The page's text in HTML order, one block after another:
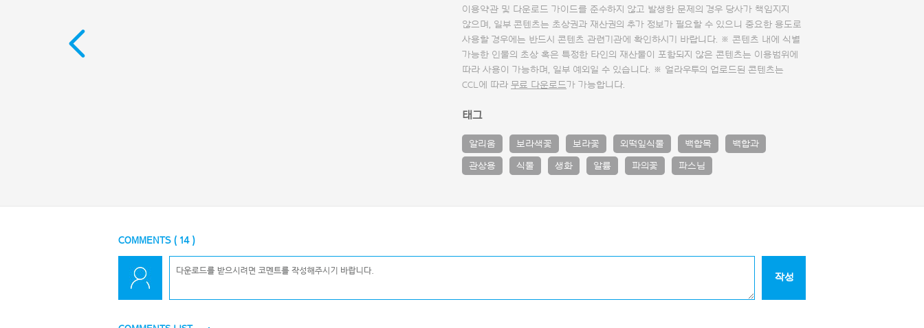
이용약관 및 다운로드 가이드를 준수하지 않고 발생한 문제의 경우 당사가 책임지지
않으며, 일부 콘텐츠는 초상권과 재산권의 추가 정보가 필요할 수 있으니 중요한 용도로
사용할 경우에는 반드시 콘텐츠 관련기관에 확인하시기 바랍니다. ※ 콘텐츠 내에 식별
가능한 인물의 초상 혹은 특정한 타인의 재산물이 포함되지 않은 콘텐츠는 이용범위에
따라 사용이 가능하며, 일부 예외일 수 있습니다. ※ 얼라우투의 업로드된 콘텐츠는
CCL에 따라 무료 다운로드가 가능합니다.
태그
알리움 보라색꽃 보라꽃 외떡잎식물 백합목 백합과
관상용 식물 생화 알륨 파의꽃 파스님
COMMENTS ( 14)
작성